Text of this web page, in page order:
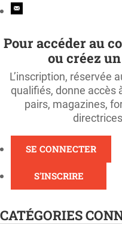
Pour accéder au
ou créez
L’inscription, réservée
qualifiés, donne accès
pairs, magazines,
SE CONNECTER
S'INSCRIRE
CATÉGORIES